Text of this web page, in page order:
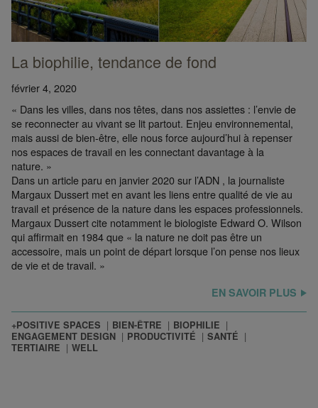
La biophilie, tendance de fond
février 4, 2020
« Dans les villes, dans nos têtes, dans nos assiettes : l’envie de
se reconnecter au vivant se lit partout. Enjeu environnemental,
mais aussi de bien-être, elle nous force aujourd’hui à repenser
nos espaces de travail en les connectant davantage à la
nature. »
Dans un article paru en janvier 2020 sur l’ADN , la journaliste
Margaux Dussert met en avant les liens entre qualité de vie au
travail et présence de la nature dans les espaces professionnels.
Margaux Dussert cite notamment le biologiste Edward O. Wilson
qui affirmait en 1984 que « la nature ne doit pas être un
accessoire, mais un point de départ lorsque l’on pense nos lieux
de vie et de travail. »
EN SAVOIR PLUS
+POSITIVE SPACES BIEN-ÊTRE
BIOPHILIE
ENGAGEMENT DESIGN
PRODUCTIVITÉ
SANTÉ
TERTIAIRE
WELL